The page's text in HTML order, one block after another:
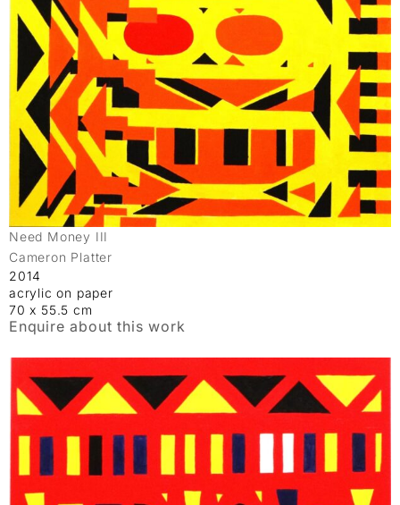
Need Money III
Cameron Platter
2014
acrylic on paper
70 x 55.5 cm
Enquire about this work